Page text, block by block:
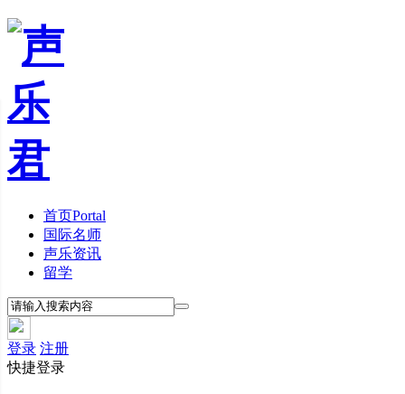
首页Portal
国际名师
声乐资讯
留学
登录 注册
快捷登录